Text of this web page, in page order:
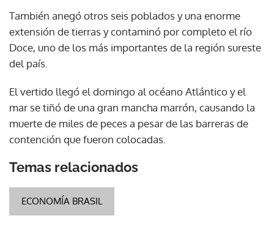
También anegó otros seis poblados y una enorme
extensión de tierras y contaminó por completo el río
Doce, uno de los más importantes de la región sureste
del país.
El vertido llegó el domingo al océano Atlántico y el
mar se tiñó de una gran mancha marrón, causando la
muerte de miles de peces a pesar de las barreras de
contención que fueron colocadas.
Temas relacionados
ECONOMÍA BRASIL